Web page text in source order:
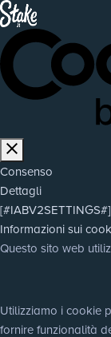
Consenso
Dettagli
[#IABV2SETTINGS#]
Informazioni sui
Questo sito web
Utilizziamo i cookie
fornire funzionalità